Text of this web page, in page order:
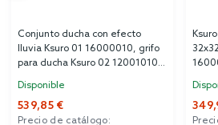
Conjunto ducha con efecto
lluvia Ksuro 01 16000010, grifo
para ducha Ksuro 02 12001010,
Disponible
539,85 €
Precio de catálogo: